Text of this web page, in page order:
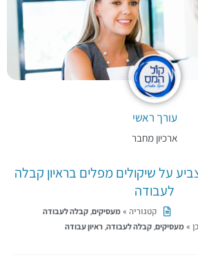
עורך ראשי
ארכיון מחבר
על שיקולים מפלים בראיון קבלה
לעבודה
קטגוריה » מעסיקים,קבלה לעבודה
מעסיקים,קבלה לעבודה,ראיון עבודה